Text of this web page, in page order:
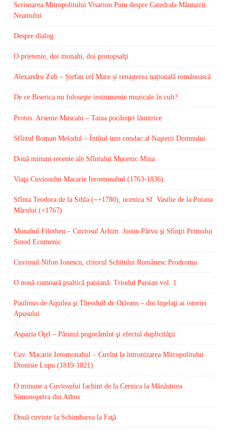
Scrisoarea Mitropolitului Visarion Puiu despre Catedrala Mântuirii
Neamului
Despre dialog
O prietenie, doi monahi, doi protopsalţi
Alexandru Zub – Ștefan cel Mare și renașterea națională românească
De ce Biserica nu foloseşte instrumente muzicale în cult?
Protos. Arsenie Muscalu – Taina pocăinţei lăuntrice
Sfîntul Roman Melodul – Întîiul imn condac al Naşterii Domnului
Două minuni recente ale Sfîntului Mucenic Mina
Viaţa Cuviosului Macarie Ieromonahul (1763-1836)
Sfînta Teodora de la Sihla (~+1780), ucenica Sf. Vasilie de la Poiana
Mărului (+1767)
Monahul Filotheu – Cuviosul Arhim. Justin Pârvu şi Sfinţii Primului
Sinod Ecumenic
Cuviosul Nifon Ionescu, ctitorul Schitului Românesc Prodromu
O nouă comoară psaltică paisiană: Triodul Paisian vol. 1
Paulinus de Aquilea şi Theodulf de Orleans – doi înşelaţi ai istoriei
Apusului
Aspazia Oţel – Părutul pogorămînt şi efectul duplicităţii
Cuv. Macarie Ieromonahul – Cuvînt la întronizarea Mitropolitului
Dionisie Lupu (1819-1821)
O minune a Cuviosului Iachint de la Cernica la Mănăstirea
Simonopetra din Athos
Două cuvinte la Schimbarea la Faţă